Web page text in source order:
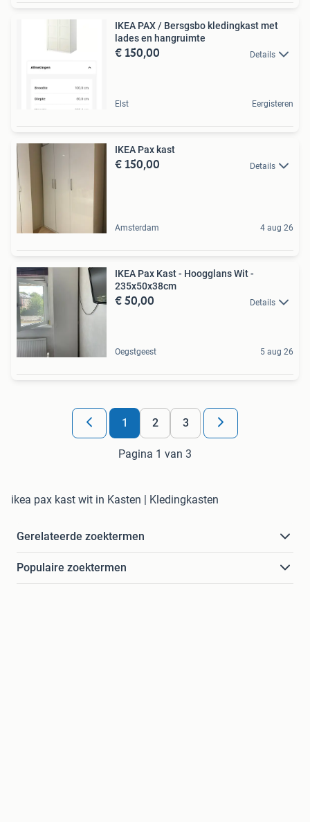
IKEA PAX / Bersgsbo kledingkast met
lades en hangruimte
€ 150,00 Details
Elst Eergisteren
IKEA Pax kast
€ 150,00 Details
Amsterdam 4 aug 26
IKEA Pax Kast - Hoogglans Wit -
235x50x38cm
€ 50,00 Details
Oegstgeest 5 aug 26
1 2 3
Pagina 1 van 3
ikea pax kast wit in Kasten | Kledingkasten
Gerelateerde zoektermen
Populaire zoektermen